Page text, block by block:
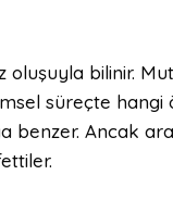
oluşuyla bilinir.
süreçte hangi
benzer. Ancak